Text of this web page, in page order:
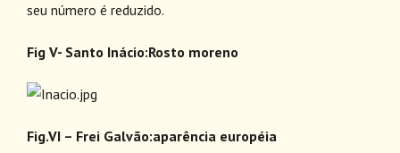
seu número é reduzido.
Fig V- Santo Inácio:Rosto moreno
Fig.VI – Frei Galvão:aparência européia